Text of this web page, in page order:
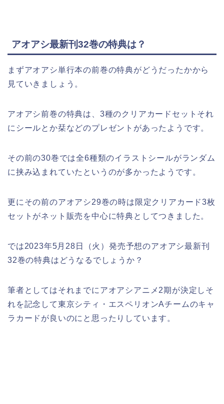
アオアシ最新刊32巻の特典は？
まずアオアシ単行本の前巻の特典がどうだったかから
見ていきましょう。
アオアシ前巻の特典は、3種のクリアカードセットそれ
にシールとか栞などのプレゼントがあったようです。
その前の30巻では全6種類のイラストシールがランダム
に挟み込まれていたというのが多かったようです。
更にその前のアオアシ29巻の時は限定クリアカード3枚
セットがネット販売を中心に特典としてつきました。
では2023年5月28日（火）発売予想のアオアシ最新刊
32巻の特典はどうなるでしょうか？
筆者としてはそれまでにアオアシアニメ2期が決定しそ
れを記念して東京シティ・エスペリオンAチームのキャ
ラカードが良いのにと思ったりしています。